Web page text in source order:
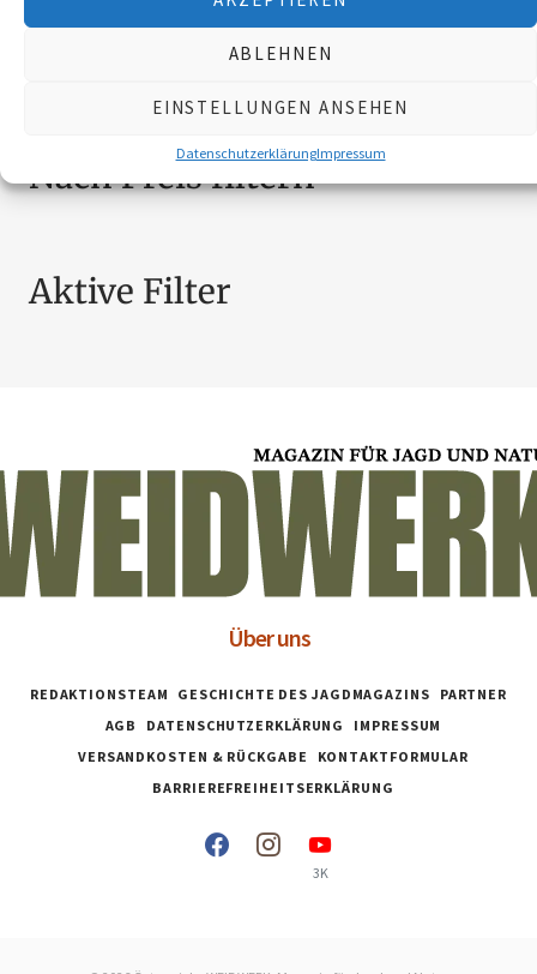
ABLEHNEN
EINSTELLUNGEN ANSEHEN
DatenschutzerklärungImpressum
SCHMUCK
4
Nach Preis filtern
Aktive Filter
Über uns
REDAKTIONSTEAM GESCHICHTE DES JAGDMAGAZINS
PARTNER
AGB
DATENSCHUTZERKLÄRUNG
IMPRESSUM
VERSANDKOSTEN & RÜCKGABE
KONTAKTFORMULAR
BARRIEREFREIHEITSERKLÄRUNG
3K